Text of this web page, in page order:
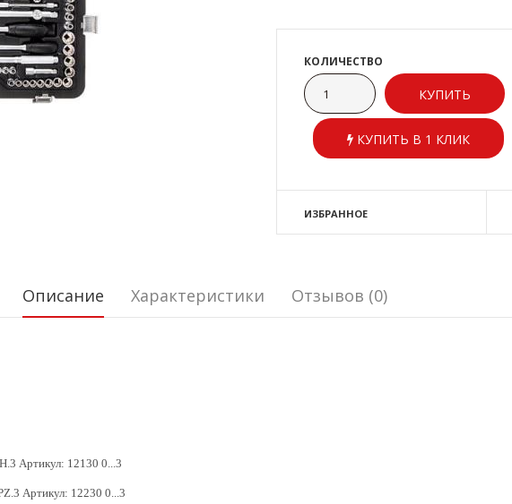
КОЛИЧЕСТВО
КУПИТЬ В 1 КЛИК
ИЗБРАННОЕ
Описание Характеристики Отзывов (0)
Артикул: 12130 0...3
Артикул: 12230 0...3